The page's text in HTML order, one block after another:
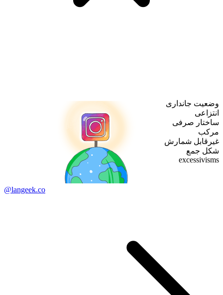
وضعیت جانداری
انتزاعی
ساختار صرفی
مرکب
غیرقابل شمارش
شکل جمع
excessivisms
@langeek.co